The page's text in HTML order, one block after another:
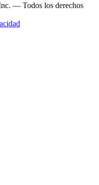
— Todos los derechos